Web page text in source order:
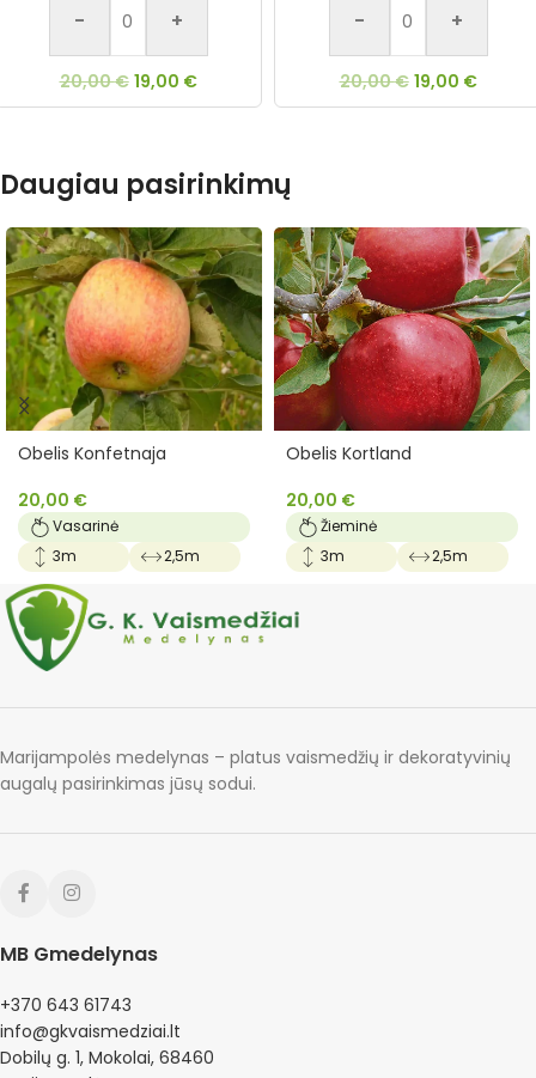
- +
20,00€ 19,00 €
- +
20,00€ 19,00 €
Daugiau pasirinkimų
Obelis Konfetnaja
20,00 €
Vasarinė
3m
2,5m
Obelis Kortland
20,00 €
Žieminė
3m
2,5m
Marijampolės medelynas – platus vaismedžių ir dekoratyvinių
augalų pasirinkimas jūsų sodui.
MB Gmedelynas
+370 643 61743
info@gkvaismedziai.lt
Dobilų g. 1, Mokolai, 68460